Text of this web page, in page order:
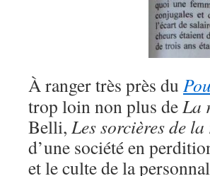
À ranger très près du
trop loin non plus deLa
Belli, Les sorcières de
d’une société en
et le culte de la